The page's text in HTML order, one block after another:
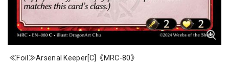
≪Foil≫Arsenal Keeper[C]《MRC-80》